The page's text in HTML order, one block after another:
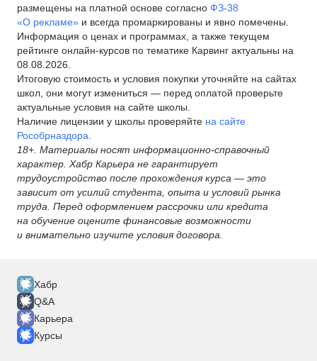
размещены на платной основе согласно ФЗ-38
«О рекламе» и всегда промаркированы и явно помечены.
Информация о ценах и программах, а также текущем
рейтинге онлайн-курсов по тематике Карвинг актуальны на
08.08.2026.
Итоговую стоимость и условия покупки уточняйте на сайтах
школ, они могут измениться — перед оплатой проверьте
актуальные условия на сайте школы.
Наличие лицензии у школы проверяйте на сайте
Рособрназдора
18+. Материалы носят информационно-справочный
характер. Хабр Карьера не гарантирует
трудоустройство после прохождения курса — это
зависит от усилий студента, опыта и условий рынка
труда. Перед оформлением рассрочки или кредита
на обучение оцените финансовые возможности
и внимательно изучите условия договора.
Хабр
Q&A
Карьера
Курсы